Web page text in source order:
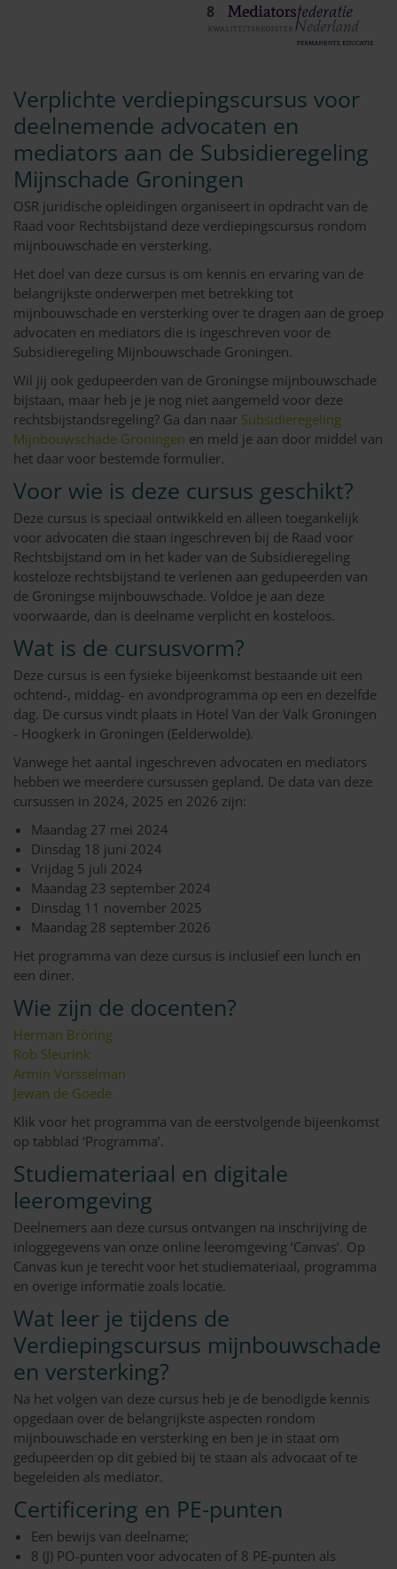
8
Verplichte verdiepingscursus voor
deelnemende advocaten en
mediators aan de Subsidieregeling
Mijnschade Groningen
OSR juridische opleidingen organiseert in opdracht van de
Raad voor Rechtsbijstand deze verdiepingscursus rondom
mijnbouwschade en versterking.
Het doel van deze cursus is om kennis en ervaring van de
belangrijkste onderwerpen met betrekking tot
mijnbouwschade en versterking over te dragen aan de groep
advocaten en mediators die is ingeschreven voor de
Subsidieregeling Mijnbouwschade Groningen.
Wil jij ook gedupeerden van de Groningse mijnbouwschade
bijstaan, maar heb je je nog niet aangemeld voor deze
rechtsbijstandsregeling? Ga dan naar Subsidieregeling
Mijnbouwschade Groningen en meld je aan door middel van
het daar voor bestemde formulier.
Voor wie is deze cursus geschikt?
Deze cursus is speciaal ontwikkeld en alleen toegankelijk
voor advocaten die staan ingeschreven bij de Raad voor
Rechtsbijstand om in het kader van de Subsidieregeling
kosteloze rechtsbijstand te verlenen aan gedupeerden van
de Groningse mijnbouwschade. Voldoe je aan deze
voorwaarde, dan is deelname verplicht en kosteloos.
Wat is de cursusvorm?
Deze cursus is een fysieke bijeenkomst bestaande uit een
ochtend-, middag- en avondprogramma op een en dezelfde
dag. De cursus vindt plaats in Hotel Van der Valk Groningen
- Hoogkerk in Groningen (Eelderwolde).
Vanwege het aantal ingeschreven advocaten en mediators
hebben we meerdere cursussen gepland. De data van deze
cursussen in 2024, 2025 en 2026 zijn:
Maandag 27 mei 2024
Dinsdag 18 juni 2024
Vrijdag 5 juli 2024
Maandag 23 september 2024
Dinsdag 11 november 2025
Maandag 28 september 2026
Het programma van deze cursus is inclusief een lunch en
een diner.
Wie zijn de docenten?
Herman Bröring
Rob Sleurink
Armin Vorsselman
Jewan de Goede
Klik voor het programma van de eerstvolgende bijeenkomst
op tabblad ‘Programma’.
Studiemateriaal en digitale
leeromgeving
Deelnemers aan deze cursus ontvangen na inschrijving de
inloggegevens van onze online leeromgeving ‘Canvas’. Op
Canvas kun je terecht voor het studiemateriaal, programma
en overige informatie zoals locatie.
Wat leer je tijdens de
Verdiepingscursus mijnbouwschade
en versterking?
Na het volgen van deze cursus heb je de benodigde kennis
opgedaan over de belangrijkste aspecten rondom
mijnbouwschade en versterking en ben je in staat om
gedupeerden op dit gebied bij te staan als advocaat of te
begeleiden als mediator.
Certificering en PE-punten
Een bewijs van deelname;
8 (J) PO-punten voor advocaten of 8 PE-punten als